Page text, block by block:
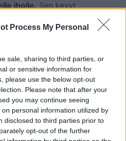
Process My Personal
sale, sharing to third parties, or
or sensitive information for
please use the below opt-out
Please note that after your
you may continue seeing
personal information utilized by
disclosed to third parties prior to
opt-out of the further
iholle.Sen kevyt
olon vähintään 10 tunniksi.
säteilylle on haitaksi
lähes aina ulkona, hyvän
avain auringonpolttamisen